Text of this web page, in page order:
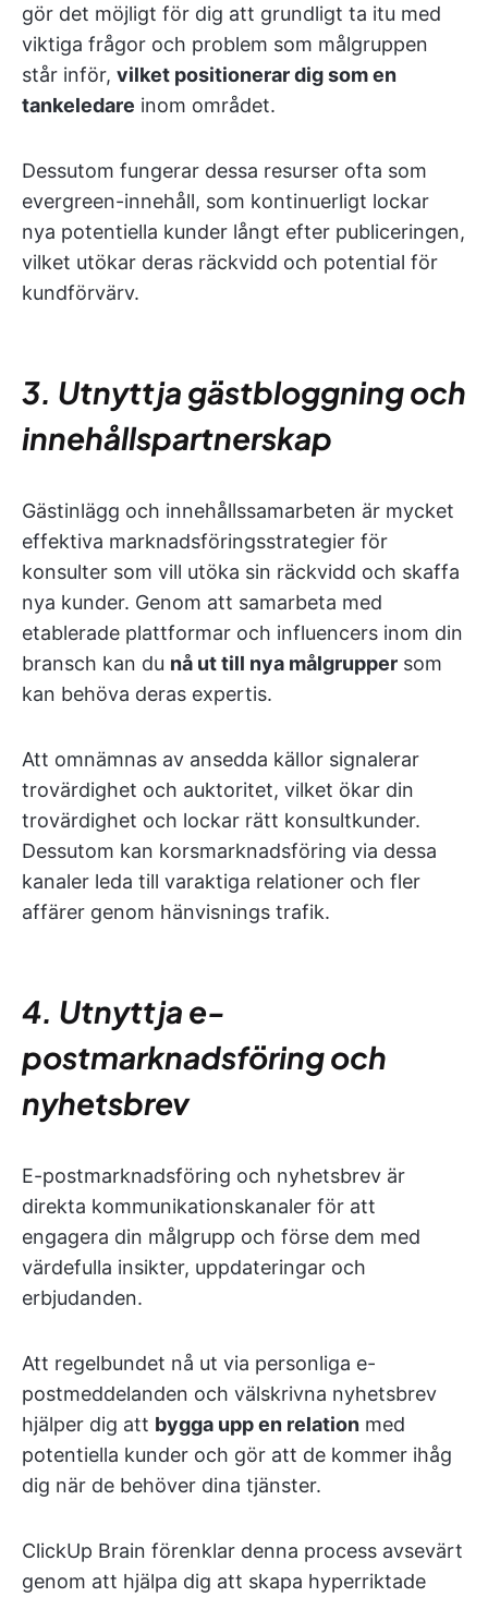
gör det möjligt för dig att grundligt ta itu med
viktiga frågor och problem som målgruppen
står inför, vilket positionerar dig som en
tankeledare inom området.
Dessutom fungerar dessa resurser ofta som
evergreen-innehåll, som kontinuerligt lockar
nya potentiella kunder långt efter publiceringen,
vilket utökar deras räckvidd och potential för
kundförvärv.
3. Utnyttja gästbloggning och
innehållspartnerskap
Gästinlägg och innehållssamarbeten är mycket
effektiva marknadsföringsstrategier för
konsulter som vill utöka sin räckvidd och skaffa
nya kunder. Genom att samarbeta med
etablerade plattformar och influencers inom din
bransch kan du nå ut till nya målgrupper som
kan behöva deras expertis.
Att omnämnas av ansedda källor signalerar
trovärdighet och auktoritet, vilket ökar din
trovärdighet och lockar rätt konsultkunder.
Dessutom kan korsmarknadsföring via dessa
kanaler leda till varaktiga relationer och fler
affärer genom hänvisnings trafik.
4. Utnyttja e-
postmarknadsföring och
nyhetsbrev
E-postmarknadsföring och nyhetsbrev är
direkta kommunikationskanaler för att
engagera din målgrupp och förse dem med
värdefulla insikter, uppdateringar och
erbjudanden.
Att regelbundet nå ut via personliga e-
postmeddelanden och välskrivna nyhetsbrev
hjälper dig att bygga upp en relation med
potentiella kunder och gör att de kommer ihåg
dig när de behöver dina tjänster.
ClickUp Brain förenklar denna process avsevärt
genom att hjälpa dig att skapa hyperriktade